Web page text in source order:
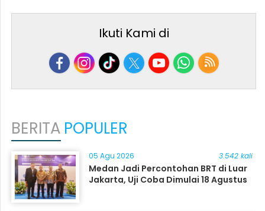
Ikuti Kami di
BERITA POPULER
05 Agu 2026 3.542 kali
Medan Jadi Percontohan BRT di Luar
Jakarta, Uji Coba Dimulai 18 Agustus